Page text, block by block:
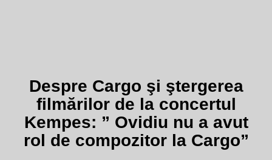
Despre Cargo şi ştergerea
filmărilor de la concertul
Kempes: ” Ovidiu nu a avut
rol de compozitor la Cargo”